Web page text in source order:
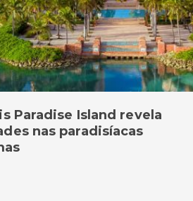
Paradise Island revela
nas paradisíacas